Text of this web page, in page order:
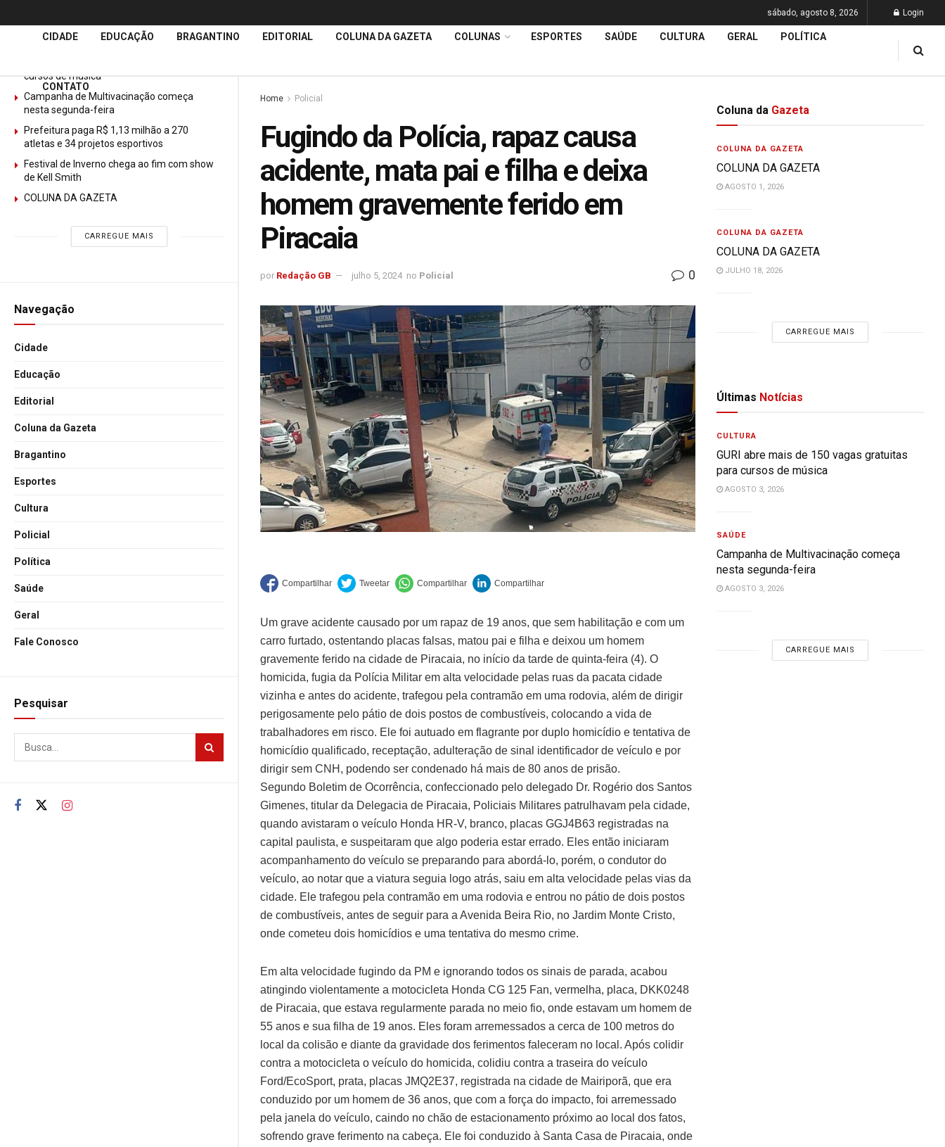
ÚltimasNotícias
cursos de música
Campanha de Multivacinação começa
nesta segunda-feira
Prefeitura paga R$ 1,13 milhão a 270
atletas e 34 projetos esportivos
Festival de Inverno chega ao fim com show
de Kell Smith
COLUNA DA GAZETA
CARREGUE MAIS
Navegação
Cidade
Educação
Editorial
Coluna da Gazeta
Bragantino
Esportes
Cultura
Policial
Política
Saúde
Geral
Fale Conosco
Pesquisar
sábado, agosto 8, 2026 Login
CIDADE EDUCAÇÃO BRAGANTINO EDITORIAL COLUNA DA GAZETA COLUNAS ESPORTES SAÚDE CULTURA GERAL POLÍTICA
CONTATO
Home Policial
Fugindo da Polícia, rapaz causa
acidente, mata pai e filha e deixa
homem gravemente ferido em
Piracaia
por Redação GB julho 5, 2024 no Policial 0
Um grave acidente causado por um rapaz de 19 anos, que sem habilitação e com um
carro furtado, ostentando placas falsas, matou pai e filha e deixou um homem
gravemente ferido na cidade de Piracaia, no início da tarde de quinta-feira (4). O
homicida, fugia da Polícia Militar em alta velocidade pelas ruas da pacata cidade
vizinha e antes do acidente, trafegou pela contramão em uma rodovia, além de dirigir
perigosamente pelo pátio de dois postos de combustíveis, colocando a vida de
trabalhadores em risco. Ele foi autuado em flagrante por duplo homicídio e tentativa de
homicídio qualificado, receptação, adulteração de sinal identificador de veículo e por
dirigir sem CNH, podendo ser condenado há mais de 80 anos de prisão.
Segundo Boletim de Ocorrência, confeccionado pelo delegado Dr. Rogério dos Santos
Gimenes, titular da Delegacia de Piracaia, Policiais Militares patrulhavam pela cidade,
quando avistaram o veículo Honda HR-V, branco, placas GGJ4B63 registradas na
capital paulista, e suspeitaram que algo poderia estar errado. Eles então iniciaram
acompanhamento do veículo se preparando para abordá-lo, porém, o condutor do
veículo, ao notar que a viatura seguia logo atrás, saiu em alta velocidade pelas vias da
cidade. Ele trafegou pela contramão em uma rodovia e entrou no pátio de dois postos
de combustíveis, antes de seguir para a Avenida Beira Rio, no Jardim Monte Cristo,
onde cometeu dois homicídios e uma tentativa do mesmo crime.
Em alta velocidade fugindo da PM e ignorando todos os sinais de parada, acabou
atingindo violentamente a motocicleta Honda CG 125 Fan, vermelha, placa, DKK0248
de Piracaia, que estava regularmente parada no meio fio, onde estavam um homem de
55 anos e sua filha de 19 anos. Eles foram arremessados a cerca de 100 metros do
local da colisão e diante da gravidade dos ferimentos faleceram no local. Após colidir
contra a motocicleta o veículo do homicida, colidiu contra a traseira do veículo
Ford/EcoSport, prata, placas JMQ2E37, registrada na cidade de Mairiporã, que era
conduzido por um homem de 36 anos, que com a força do impacto, foi arremessado
pela janela do veículo, caindo no chão de estacionamento próximo ao local dos fatos,
sofrendo grave ferimento na cabeça. Ele foi conduzido à Santa Casa de Piracaia, onde
Coluna da Gazeta
COLUNA DA GAZETA
COLUNA DA GAZETA
AGOSTO 1, 2026
COLUNA DA GAZETA
COLUNA DA GAZETA
JULHO 18, 2026
CARREGUE MAIS
Últimas Notícias
CULTURA
GURI abre mais de 150 vagas gratuitas
para cursos de música
AGOSTO 3, 2026
SAÚDE
Campanha de Multivacinação começa
nesta segunda-feira
AGOSTO 3, 2026
CARREGUE MAIS